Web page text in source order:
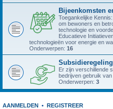
Bijeenkomsten
Toegankelijke
om bewoners en
technologie en
Educatieve
technologieën voor energie en
Onderwerpen: 16
Er zijn verschillende
bedrijven gebruik van
Onderwerpen: 3
AANMELDEN • REGISTREER